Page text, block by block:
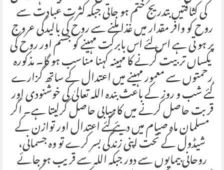
کی کثافتیں بتدریج ختم ہو جاتی جبکہ کثرت عبادت سے
روح کو وافر مقدار میں غذا ملنے سے روح کی بالیدگی عروج
پر ہو تی ہے اس لئے اس بابرکت مہینے کو جسم اور روح کی
یکساں تربیت کرنے کا مہینہ کہنا مناسب ہو گا۔ مذکورہ
رحمتوں سے معمور مہینے میں اعتدال کے ساتھ گزارے
گئے شب و روز کے باعث بندہ اللہ تعالیٰ کی خوشنودی اور
قربت حاصل کرنے میں کامیابی حاصل کرلیتا ہے۔ اگر
مسلمان ماہ صیام میں دیئے گئے اعتدال اور توازن کے
شیڈول کے تحت اپنی زندگی بسر کرے تو وہ جسمانی،
روحانی بیمایوں سے دور جبکہ اللہ سے قریب ہو جائے